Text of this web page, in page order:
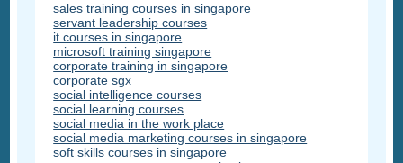
sales training courses in singapore
servant leadership courses
it courses in singapore
microsoft training singapore
corporate training in singapore
corporate sgx
social intelligence courses
social learning courses
social media in the work place
social media marketing courses in singapore
soft skills courses in singapore